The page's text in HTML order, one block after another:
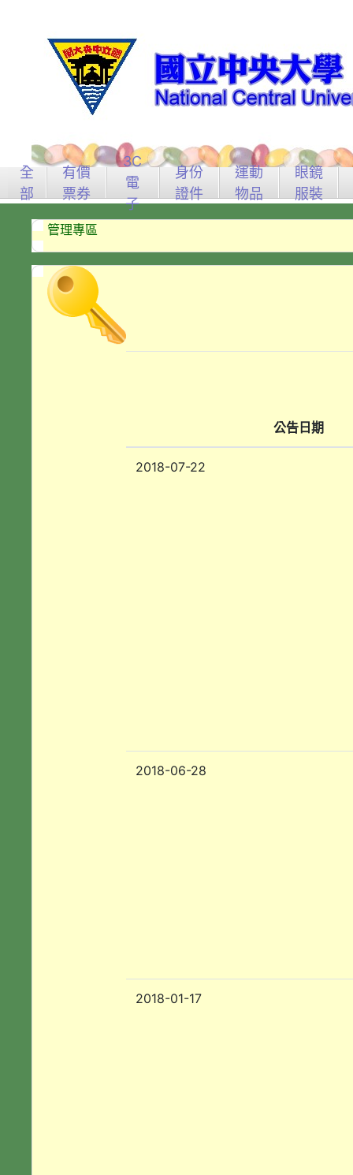
全
部
有價
票券
3C
電
子
身份
證件
運動
物品
眼鏡
服裝
管理專區
公告日期
2018-07-22
2018-06-28
2018-01-17